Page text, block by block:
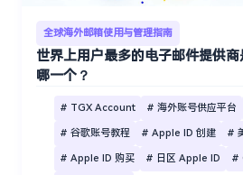
全球海外邮箱使用与管理指南
世界上用户最多的电子邮件提供
哪一个？
# TGX Account # 海外账号供应平台
# 谷歌账号教程 # Apple ID 创建 #
# Apple ID 购买 # 日区 Apple ID #